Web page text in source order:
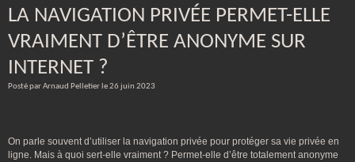
LA NAVIGATION PRIVÉE PERMET-ELLE
VRAIMENT D’ÊTRE ANONYME SUR
INTERNET ?
Posté par Arnaud Pelletier le 26 juin 2023
On parle souvent d’utiliser la navigation privée pour protéger sa vie privée en
ligne. Mais à quoi sert-elle vraiment ? Permet-elle d’être totalement anonyme